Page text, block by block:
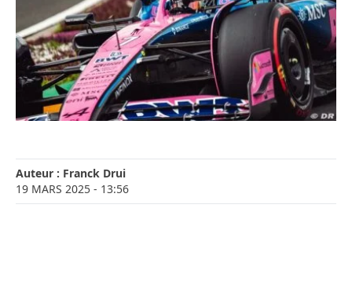
Auteur : Franck Drui
19 MARS 2025 - 13:56